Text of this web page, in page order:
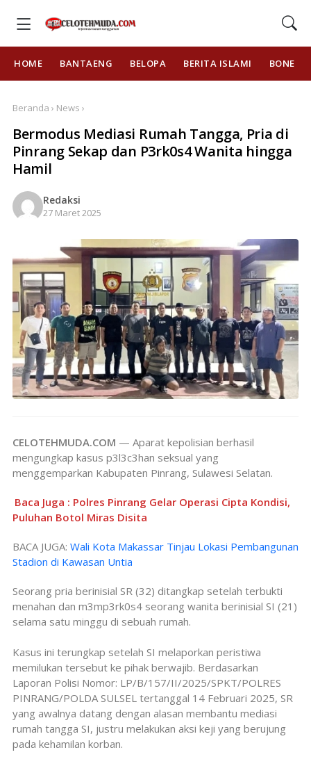
HOME BANTAENG BELOPA BERITA ISLAMI BONE
Beranda › News ›
Bermodus Mediasi Rumah Tangga, Pria di
Pinrang Sekap dan P3rk0s4 Wanita hingga
Hamil
Redaksi
27 Maret 2025
CELOTEHMUDA.COM — Aparat kepolisian berhasil
mengungkap kasus p3l3c3han seksual yang
menggemparkan Kabupaten Pinrang, Sulawesi Selatan.
Baca Juga : Polres Pinrang Gelar Operasi Cipta Kondisi,
Puluhan Botol Miras Disita
BACA JUGA: Wali Kota Makassar Tinjau Lokasi Pembangunan
Stadion di Kawasan Untia
Seorang pria berinisial SR (32) ditangkap setelah terbukti
menahan dan m3mp3rk0s4 seorang wanita berinisial SI (21)
selama satu minggu di sebuah rumah.
Kasus ini terungkap setelah SI melaporkan peristiwa
memilukan tersebut ke pihak berwajib. Berdasarkan
Laporan Polisi Nomor: LP/B/157/II/2025/SPKT/POLRES
PINRANG/POLDA SULSEL tertanggal 14 Februari 2025, SR
yang awalnya datang dengan alasan membantu mediasi
rumah tangga SI, justru melakukan aksi keji yang berujung
pada kehamilan korban.